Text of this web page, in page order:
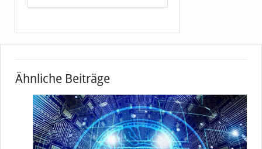
Ähnliche Beiträge